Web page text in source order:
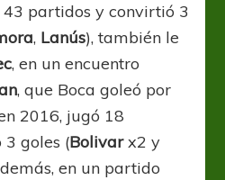
partidos y convirtió 3
, Lanús), también le
, en un encuentro
, que Boca goleó por
2016, jugó 18
goles (Bolivarx2 y
en un partido